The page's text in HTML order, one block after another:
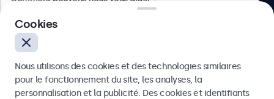
4.8/5 noté par 5000+ entreprises
Français
Cookies
Nous utilisons des cookies et des technologies similaires
pour le fonctionnement du site, les analyses, la
personnalisation et la publicité. Des cookies et identifiants